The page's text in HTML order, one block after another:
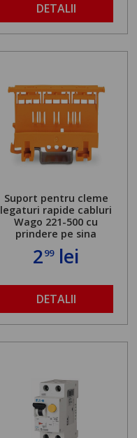
DETALII
Suport pentru cleme
legaturi rapide cabluri
Wago 221-500 cu
prindere pe sina
299lei
DETALII